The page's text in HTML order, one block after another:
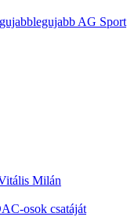
legujabb AG Sport
Milán
osok csatáját